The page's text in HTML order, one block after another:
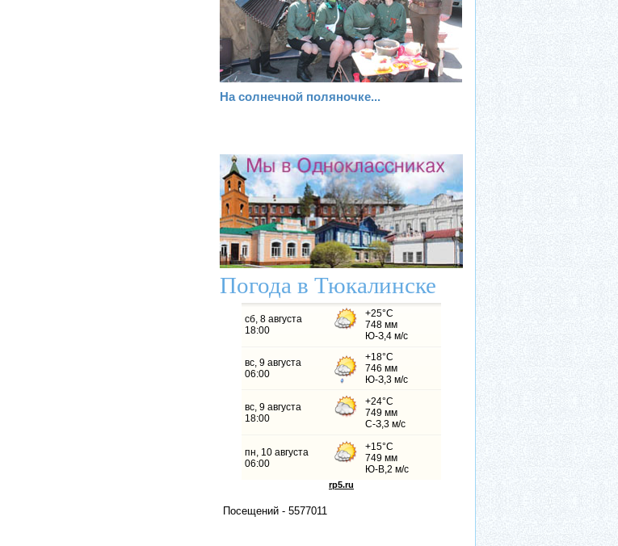
На солнечной поляночке...
Погода в Тюкалинске
Посещений - 5577011